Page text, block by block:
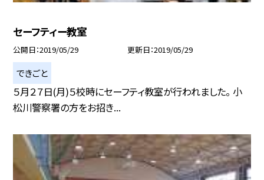
セーフティー教室
公開日 2019/05/29 更新日 2019/05/29
できごと
５月２７日(月)５校時にセーフティ教室が行われました。 小
松川警察署の方をお招き...